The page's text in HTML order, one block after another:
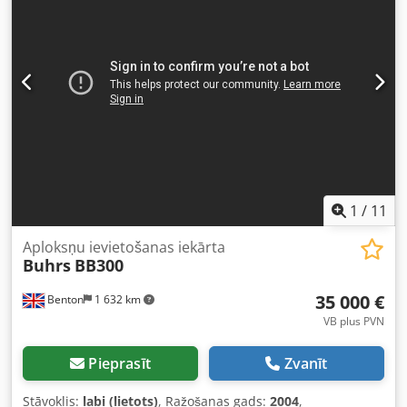
Buhrs 1000 rotācijas padevēji 1 Buhrs 1000 modulis plēves
iepakošanai ar dubultas darbības blīvējumu, maksimāli 13
1 / 11
Benton 1 632 km
Aploksņu ievietošanas iekārta
Buhrs BB300
35 000 €
VB plus PVN
Pieprasīt Zvanīt
Stāvoklis: labi (lietots), Ražošanas gads: 2004,